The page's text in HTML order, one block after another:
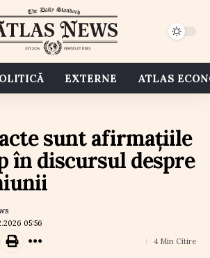
EXTERNE ATLAS
sunt afirmațiile
în discursul despre
05:56
4 Min Citire